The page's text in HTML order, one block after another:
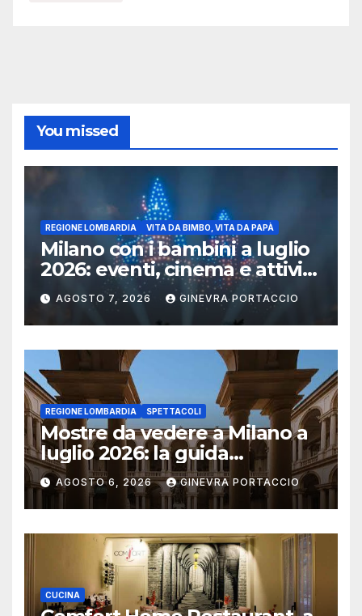
You missed
REGIONE LOMBARDIA VITA DA BIMBO, VITA DA PAPÀ
Milano con i bambini a luglio
2026: eventi, cinema e attività
per famiglie
AGOSTO 7, 2026 GINEVRA PORTACCIO
REGIONE LOMBARDIA SPETTACOLI
Mostre da vedere a Milano a
luglio 2026: la guida
aggiornata
AGOSTO 6, 2026 GINEVRA PORTACCIO
CUCINA